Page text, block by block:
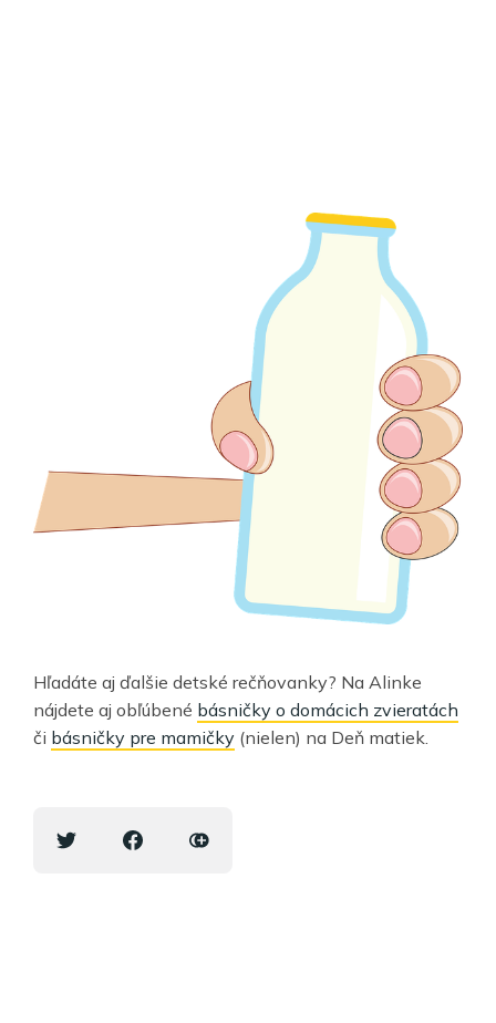
Hľadáte aj ďalšie detské rečňovanky? Na Alinke
nájdete aj obľúbené básničky o domácich zvieratách
či básničky pre mamičky (nielen) na Deň matiek.